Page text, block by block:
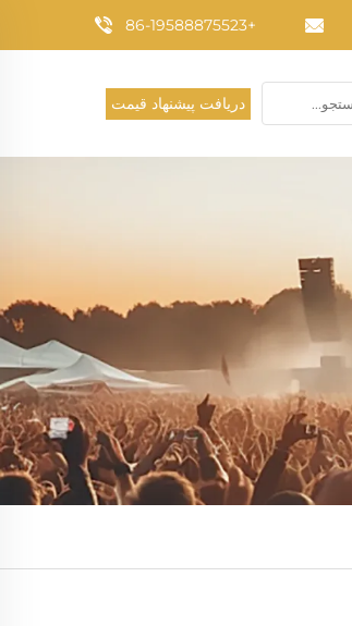
+86-19588875523
دریافت پیشنهاد قیمت